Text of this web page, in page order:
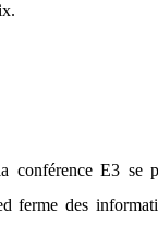
conférence E3 se
ferme des